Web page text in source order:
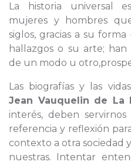
La historia universal
mujeres y hombres
siglos, gracias a su
hallazgos o su arte;
de un modo u
Las biografías y las
Jean Vauquelin de La
interés, deben
referencia y reflexión
contexto a otra sociedad
nuestras. Intentar